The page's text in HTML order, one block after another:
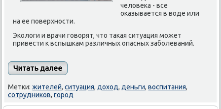
человека - все
оказывается в воде или
на ее поверхности.
Экологи и врачи говорят, что такая ситуация может
привести к вспышкам различных опасных заболеваний.
Читать далее
Метки:жителей,ситуация, доход, деньги,воспитания,
сотрудников,город